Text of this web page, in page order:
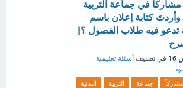
مشاركاً في جماعة التربية
، وأردتَ كتابة إعلان باسم
تدعو فيه طلاب الفصول ؟|
في تصنيف أسئلة تعليمية
مشاركاً جماعة التربية
البدنية